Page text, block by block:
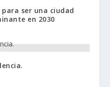
ser una ciudad
en 2030